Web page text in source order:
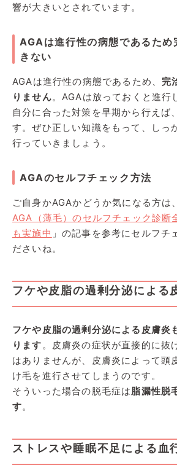
響が大きいとされています。
AGAは進行性の病態であるため
きない
AGAは進行性の病態であるため、 完
りません。AGAは放っておくと進行
自分に合った対策を早期から行えば
す。ぜひ正しい知識をもって、しっ
行っていきましょう。
AGAのセルフチェック方法
ご自身かAGAかどうか気になる方は
AGA（薄毛）のセルフチェック診断
も実施中 」の記事を参考にセルフチ
ださいね。
フケや皮脂の過剰分泌による
フケや皮脂の過剰分泌による皮膚炎
ります。皮膚炎の症状が直接的に抜
はありませんが、皮膚炎によって頭
け毛を進行させてしまうのです。
そういった場合の脱毛症は脂漏性脱
す。
ストレスや睡眠不足による血